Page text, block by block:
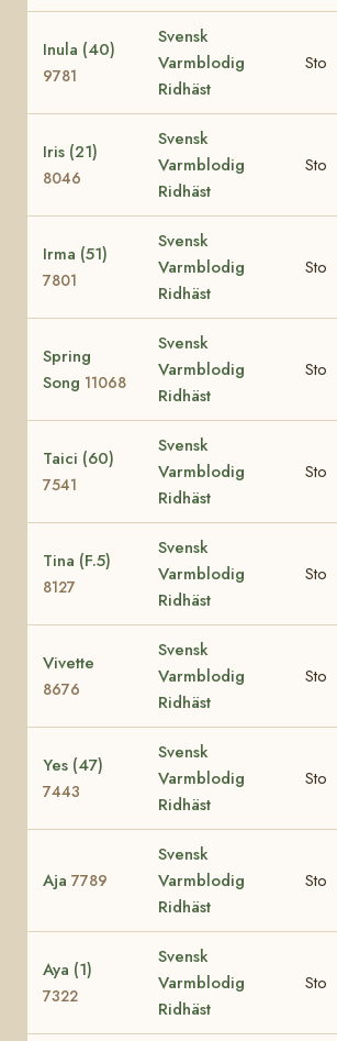
Inula (40)
9781
Svensk
Varmblodig
Ridhäst
Sto
Iris (21)
8046
Svensk
Varmblodig
Ridhäst
Sto
Irma (51)
7801
Svensk
Varmblodig
Ridhäst
Sto
Spring
Song 11068
Svensk
Varmblodig
Ridhäst
Sto
Taici (60)
7541
Svensk
Varmblodig
Ridhäst
Sto
Tina (F.5)
8127
Svensk
Varmblodig
Ridhäst
Sto
Vivette
8676
Svensk
Varmblodig
Ridhäst
Sto
Yes (47)
7443
Svensk
Varmblodig
Ridhäst
Sto
Aja 7789
Svensk
Varmblodig
Ridhäst
Sto
Aya (1)
7322
Svensk
Varmblodig
Ridhäst
Sto